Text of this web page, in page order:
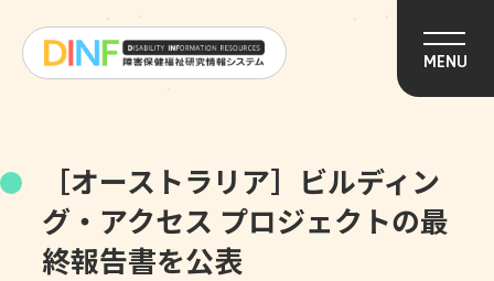
MENU
［オーストラリア］ビルディン
グ・アクセス プロジェクトの最
終報告書を公表